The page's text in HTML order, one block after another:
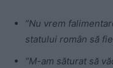
”Nu vrem
statului român să
”M-am săturat să